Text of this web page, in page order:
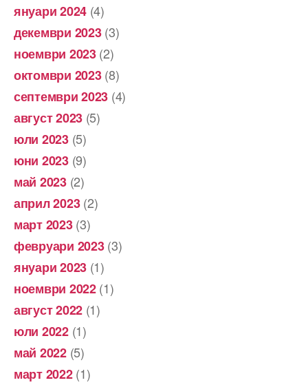
януари 2024 (4)
декември 2023(3)
ноември 2023(2)
октомври 2023(8)
септември 2023 (4)
август 2023 (5)
юли 2023(5)
юни 2023(9)
май 2023(2)
април 2023(2)
март 2023(3)
февруари 2023(3)
януари 2023 (1)
ноември 2022(1)
август 2022 (1)
юли 2022(1)
май 2022(5)
март 2022(1)